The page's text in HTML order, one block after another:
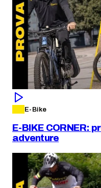
E-Bike
E-BIKE CORNER:
adventure